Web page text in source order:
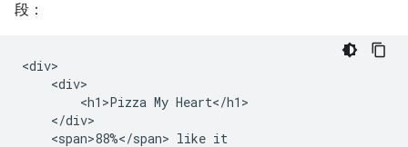
段：
<div>
    <div>
        <h1>Pizza My Heart</h1>
    </div>
    <span>88%</span> like it